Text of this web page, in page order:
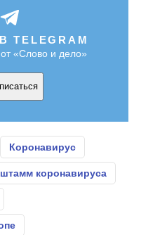
TELEGRAM
«Слово и дело»
Коронавирус
коронавируса